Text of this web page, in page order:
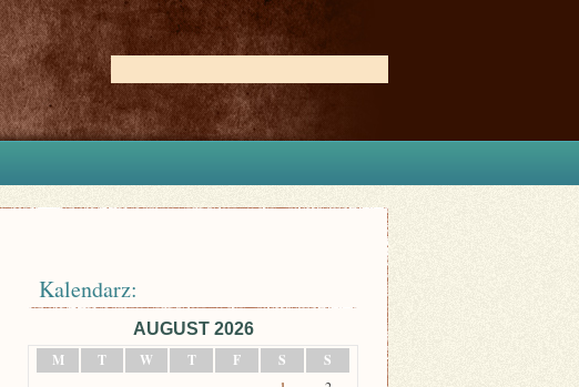
Kalendarz:
AUGUST 2026
M
T W T F S S